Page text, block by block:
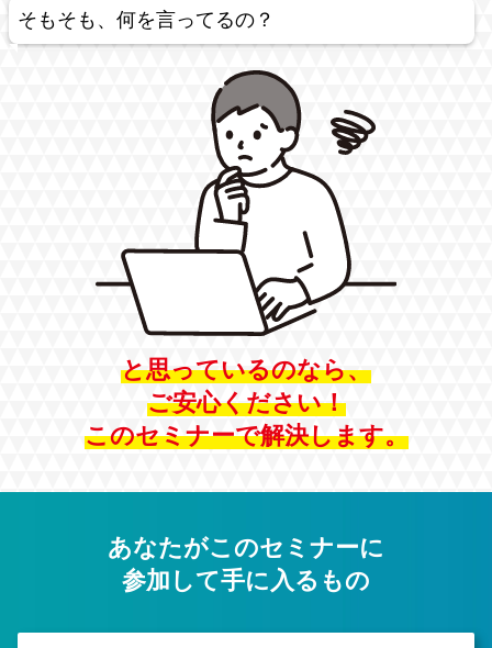
そもそも、何を言ってるの？
と思っているのなら、
ご安心ください！
このセミナーで解決します。
あなたがこのセミナーに
参加して手に入るもの